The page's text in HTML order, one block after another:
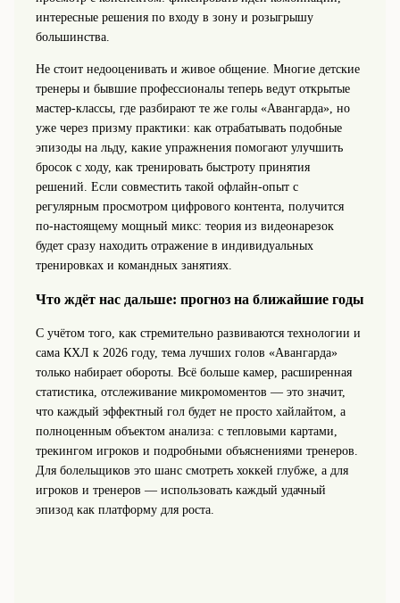
интересные решения по входу в зону и розыгрышу
большинства.
Не стоит недооценивать и живое общение. Многие детские
тренеры и бывшие профессионалы теперь ведут открытые
мастер-классы, где разбирают те же голы «Авангарда», но
уже через призму практики: как отрабатывать подобные
эпизоды на льду, какие упражнения помогают улучшить
бросок с ходу, как тренировать быстроту принятия
решений. Если совместить такой офлайн-опыт с
регулярным просмотром цифрового контента, получится
по-настоящему мощный микс: теория из видеонарезок
будет сразу находить отражение в индивидуальных
тренировках и командных занятиях.
Что ждёт нас дальше: прогноз на ближайшие годы
С учётом того, как стремительно развиваются технологии и
сама КХЛ к 2026 году, тема лучших голов «Авангарда»
только набирает обороты. Всё больше камер, расширенная
статистика, отслеживание микромоментов — это значит,
что каждый эффектный гол будет не просто хайлайтом, а
полноценным объектом анализа: с тепловыми картами,
трекингом игроков и подробными объяснениями тренеров.
Для болельщиков это шанс смотреть хоккей глубже, а для
игроков и тренеров — использовать каждый удачный
эпизод как платформу для роста.